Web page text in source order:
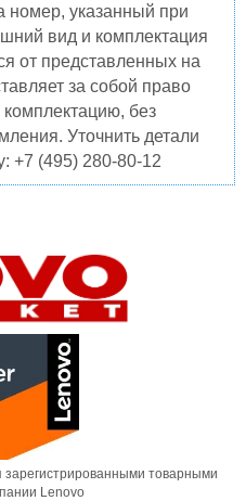
номер, указанный при
вид и комплектация
от представленных на
за собой право
без
Уточнить детали
+7 (495) 280-80-12
зарегистрированными товарными
Lenovo